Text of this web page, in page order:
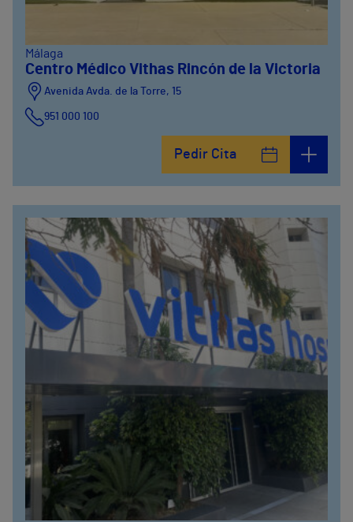
Málaga
Centro Médico Vithas Rincón de la Victoria
Avenida Avda. de la Torre, 15
951 000 100
951 000 100
Pedir Cita